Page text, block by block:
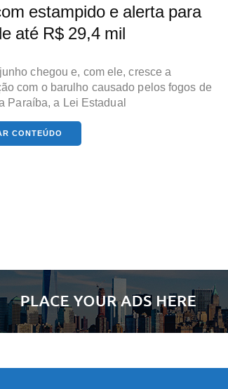
estampido e alerta para
até R$ 29,4 mil
chegou e, com ele, cresce a
com o barulho causado pelos fogos de
Paraíba, a Lei Estadual
CONTEÚDO